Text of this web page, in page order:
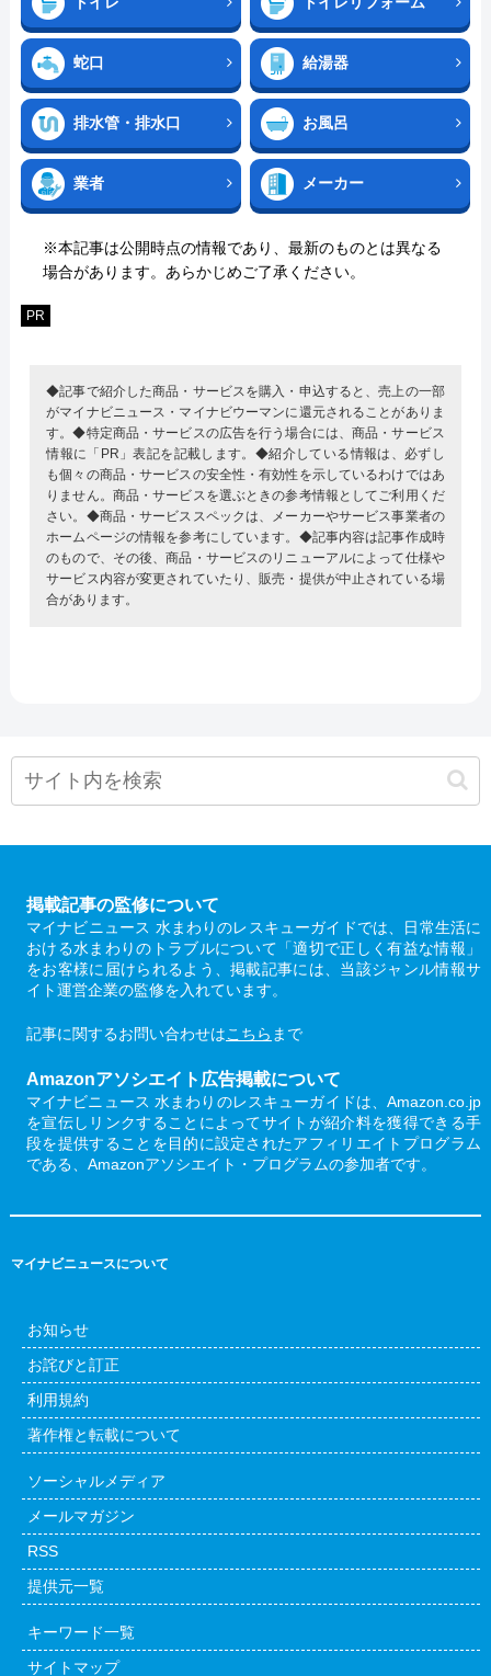
蛇口 給湯器
排水管・排水口 お風呂
業者 メーカー
※本記事は公開時点の情報であり、最新のものとは異なる
場合があります。あらかじめご了承ください。
PR
◆記事で紹介した商品・サービスを購入・申込すると、売上の一部
がマイナビニュース・マイナビウーマンに還元されることがありま
す。◆特定商品・サービスの広告を行う場合には、商品・サービス
情報に「PR」表記を記載します。◆紹介している情報は、必ずし
も個々の商品・サービスの安全性・有効性を示しているわけではあ
りません。商品・サービスを選ぶときの参考情報としてご利用くだ
さい。◆商品・サービススペックは、メーカーやサービス事業者の
ホームページの情報を参考にしています。◆記事内容は記事作成時
のもので、その後、商品・サービスのリニューアルによって仕様や
サービス内容が変更されていたり、販売・提供が中止されている場
合があります。
掲載記事の監修について
マイナビニュース 水まわりのレスキューガイドでは、日常生活に
おける水まわりのトラブルについて「適切で正しく有益な情報」
をお客様に届けられるよう、掲載記事には、当該ジャンル情報サ
イト運営企業の監修を入れています。
記事に関するお問い合わせはこちら まで
Amazonアソシエイト広告掲載について
マイナビニュース 水まわりのレスキューガイドは、Amazon.co.jp
を宣伝しリンクすることによってサイトが紹介料を獲得できる手
段を提供することを目的に設定されたアフィリエイトプログラム
である、Amazonアソシエイト・プログラムの参加者です。
マイナビニュースについて
お知らせ
お詫びと訂正
利用規約
著作権と転載について
ソーシャルメディア
メールマガジン
RSS
提供元一覧
キーワード一覧
サイトマップ